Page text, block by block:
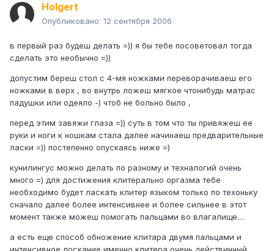
Holgert
Опубликовано: 12 сентября 2006
в первый раз будеш делать =)) я бы тебе посоветовал тогда
сделать это необычно =))
допустим береш стол с 4-мя ножками переворачиваеш его
ножками в верх , во внутрь ложеш мягкое чтонибудь матрас
падушки или одеяло -) чтоб не больно было ,
перед этим завяжи глаза =)) суть в том что ты привяжеш ее
руки и ноги к ношкам стала далее начинаеш предварительные
ласки =)) постепенно опускаясь ниже =)
кунилингус можно делать по разному и техналогий очень
много =) для достижения клитерально оргазма тебе
необходимо будет ласкать клитер языком только по техоньку
сначало далее более интенсивнее и более сильнее в этот
момент также можеш помогать пальцами во влагалище....
а есть еще способ обножение клитара двумя пальцами и